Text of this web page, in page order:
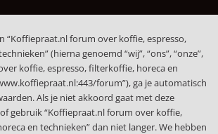
“Koffiepraat.nl forum over koffie, espresso,
(hierna genoemd “wij”, “ons”, “onze”,
koffie, espresso, filterkoffie, horeca en
forum”), ga je automatisch
Als je niet akkoord gaat met deze
gebruik “Koffiepraat.nl forum over koffie,
en technieken” dan niet langer. We hebben